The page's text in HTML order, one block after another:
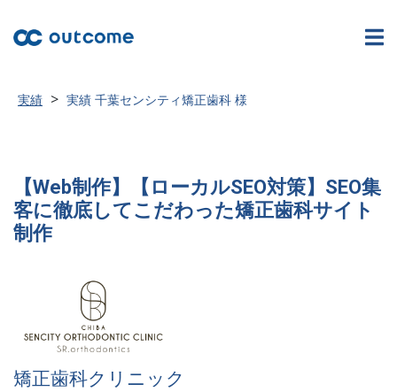
実績 > 実績 千葉センシティ矯正歯科 様
【Web制作】【ローカルSEO対策】SEO集
客に徹底してこだわった矯正歯科サイト
制作
矯正歯科クリニック